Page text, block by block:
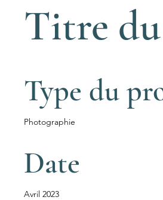
Titre
Type du
Photographie
Date
Avril 2023